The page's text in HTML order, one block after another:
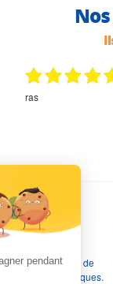
ras
relevage, pompe de
et moteurs électriques.